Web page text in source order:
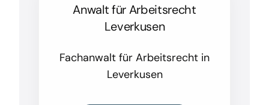
Anwalt für Arbeitsrecht
Leverkusen
Fachanwalt für Arbeitsrecht in
Leverkusen